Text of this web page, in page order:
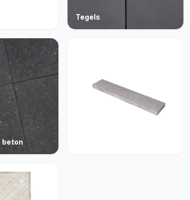
Tegels
beton